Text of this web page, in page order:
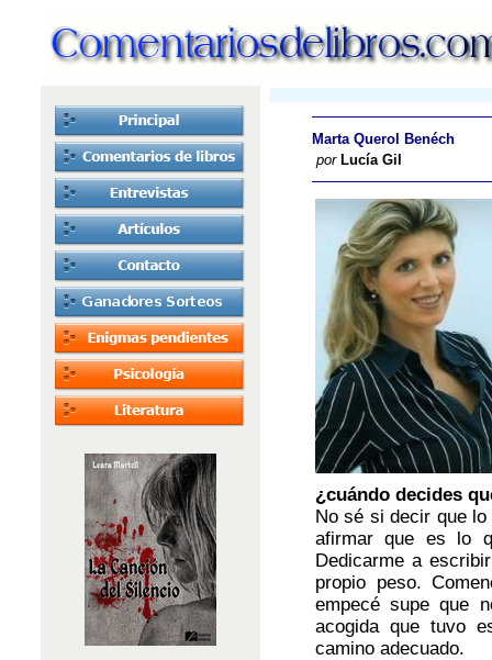
Marta Querol Benéch
por Lucía Gil
¿cuándo decides
No sé si decir que
afirmar que es lo
Dedicarme a
propio peso.
empecé supe que
acogida que tuvo
camino adecuado.